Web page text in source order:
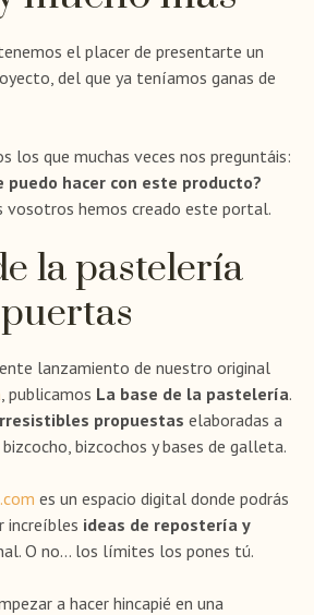
el placer de presentarte un
del que ya teníamos ganas de
los que muchas veces nos preguntáis:
puedo hacer con este producto?
vosotros hemos creado este portal.
la pastelería
lanzamiento de nuestro original
, publicamos La base de la pastelería.
propuestas elaboradas a
bizcochos y bases de galleta.
es un espacio digital donde podrás
increíbles ideas de repostería y
O no… los límites los pones tú.
a hacer hincapié en una